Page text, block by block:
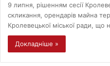
9 липня, рішенням сесії
скликання, орендарів майна
Кролевецької міської ради, що
Докладніше »